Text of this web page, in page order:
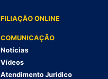
FILIAÇÃO ONLINE
COMUNICAÇÃO
Notícias
Vídeos
Atendimento Jurídico